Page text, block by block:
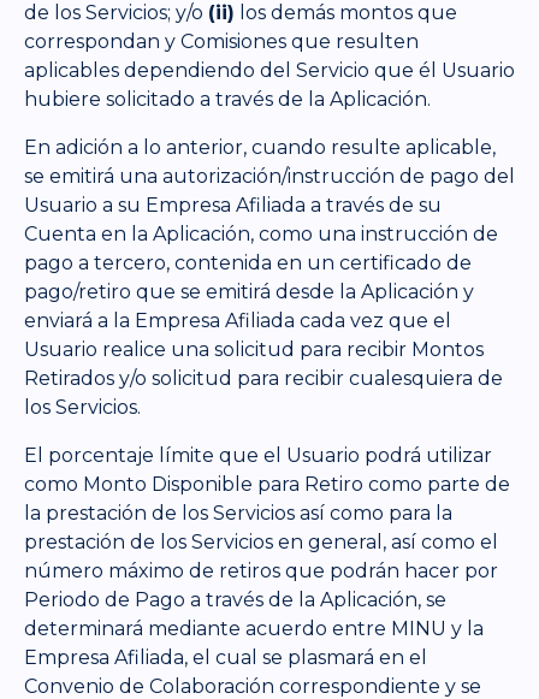
de los Servicios; y/o (ii) los demás montos que
correspondan y Comisiones que resulten
aplicables dependiendo del Servicio que él Usuario
hubiere solicitado a través de la Aplicación.
En adición a lo anterior, cuando resulte aplicable,
se emitirá una autorización/instrucción de pago del
Usuario a su Empresa Afiliada a través de su
Cuenta en la Aplicación, como una instrucción de
pago a tercero, contenida en un certificado de
pago/retiro que se emitirá desde la Aplicación y
enviará a la Empresa Afiliada cada vez que el
Usuario realice una solicitud para recibir Montos
Retirados y/o solicitud para recibir cualesquiera de
los Servicios.
El porcentaje límite que el Usuario podrá utilizar
como Monto Disponible para Retiro como parte de
la prestación de los Servicios así como para la
prestación de los Servicios en general, así como el
número máximo de retiros que podrán hacer por
Periodo de Pago a través de la Aplicación, se
determinará mediante acuerdo entre MINU y la
Empresa Afiliada, el cual se plasmará en el
Convenio de Colaboración correspondiente y se